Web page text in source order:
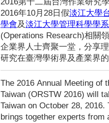
2016年10月 28日假淡江大學
學會及淡江大學管理科學學系
(Operations Research)相關
企業界人士齊聚一堂，分享
研究在臺灣學術界及產業界
The 2016 Annual Meeting of
Taiwan (ORSTW 2016) will
Taiwan on October 28,
brings together experts from